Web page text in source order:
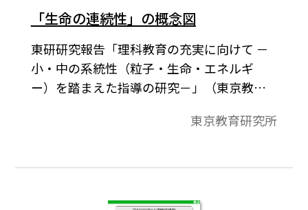
「生命の連続性」の概念図
東研研究報告「理科教育の充実に向けて －
小・中の系統性（粒子・生命・エネルギ
ー）を踏まえた指導の研究－」（東京教育
学年別に生命の連続性について，児童生徒
を簡潔に一覧表にまとめました。
東京教育研究所